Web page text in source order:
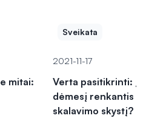
mitai:
Sveikata
2021-11-17
Verta pasitikrinti: į
dėmesį renkantis
skalavimo skystį?